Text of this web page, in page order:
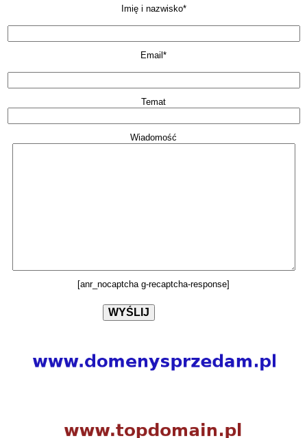
Imię i nazwisko*
Email*
Temat
Wiadomość
[anr_nocaptcha g-recaptcha-response]